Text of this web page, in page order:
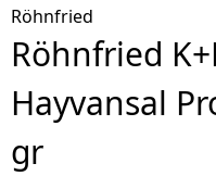
Röhnfried
Röhnfried
Hayvansal
gr